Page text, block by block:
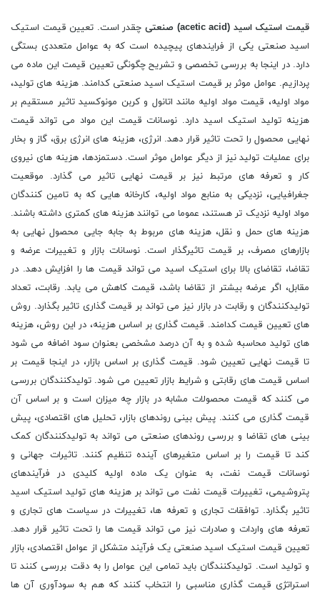
قیمت استیک اسید (acetic acid) صنعتی چقدر است. تعیین قیمت استیک
اسید صنعتی یکی از فرایندهای پیچیده است که به عوامل متعددی بستگی
دارد. در اینجا به بررسی تخصصی و تشریح چگونگی تعیین قیمت این ماده می
پردازیم. عوامل موثر بر قیمت استیک اسید صنعتی کدامند. هزینه های تولید،
مواد اولیه، قیمت مواد اولیه مانند اتانول و کربن مونوکسید تاثیر مستقیم بر
هزینه تولید استیک اسید دارد. نوسانات قیمت این مواد می تواند قیمت
نهایی محصول را تحت تاثیر قرار دهد. انرژی، هزینه های انرژی برق، گاز و بخار
برای عملیات تولید نیز از دیگر عوامل موثر است. دستمزدها، هزینه های نیروی
کار و تعرفه های مرتبط نیز بر قیمت نهایی تاثیر می گذارد. موقعیت
جغرافیایی، نزدیکی به منابع مواد اولیه، کارخانه هایی که به تامین کنندگان
مواد اولیه نزدیک تر هستند، عموما می توانند هزینه های کمتری داشته باشند.
هزینه های حمل و نقل، هزینه های مربوط به جابه جایی محصول نهایی به
بازارهای مصرف، بر قیمت تاثیرگذار است. نوسانات بازار و تغییرات عرضه و
تقاضا، تقاضای بالا برای استیک اسید می تواند قیمت ها را افزایش دهد. در
مقابل، اگر عرضه بیشتر از تقاضا باشد، قیمت کاهش می یابد. رقابت، تعداد
تولیدکنندگان و رقابت در بازار نیز می تواند بر قیمت گذاری تاثیر بگذارد. روش
های تعیین قیمت کدامند. قیمت گذاری بر اساس هزینه، در این روش، هزینه
های تولید محاسبه شده و به آن درصد مشخصی بعنوان سود اضافه می شود
تا قیمت نهایی تعیین شود. قیمت گذاری بر اساس بازار، در اینجا قیمت بر
اساس قیمت های رقابتی و شرایط بازار تعیین می شود. تولیدکنندگان بررسی
می کنند که قیمت محصولات مشابه در بازار چه میزان است و بر اساس آن
قیمت گذاری می کنند. پیش بینی روندهای بازار، تحلیل های اقتصادی، پیش
بینی های تقاضا و بررسی روندهای صنعتی می تواند به تولیدکنندگان کمک
کند تا قیمت را بر اساس متغیرهای آینده تنظیم کنند. تاثیرات جهانی و
نوسانات قیمت نفت، به عنوان یک ماده اولیه کلیدی در فرآیندهای
پتروشیمی، تغییرات قیمت نفت می تواند بر هزینه های تولید استیک اسید
تاثیر بگذارد. توافقات تجاری و تعرفه ها، تغییرات در سیاست های تجاری و
تعرفه های واردات و صادرات نیز می تواند قیمت ها را تحت تاثیر قرار دهد.
تعیین قیمت استیک اسید صنعتی یک فرآیند متشکل از عوامل اقتصادی، بازار
و تولید است. تولیدکنندگان باید تمامی این عوامل را به دقت بررسی کنند تا
استراتژی قیمت گذاری مناسبی را انتخاب کنند که هم به سودآوری آن ها